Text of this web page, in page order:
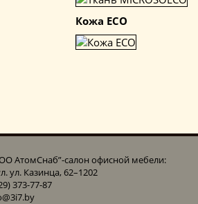
Кожа ECO
АтомСнаб”-cалон офисной мебели:
ул. Казинца, 62–1202
373-77-87